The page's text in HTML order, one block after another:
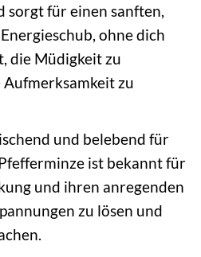
für einen sanften,
ohne dich
die Müdigkeit zu
zu
und belebend für
ist bekannt für
und ihren anregenden
zu lösen und